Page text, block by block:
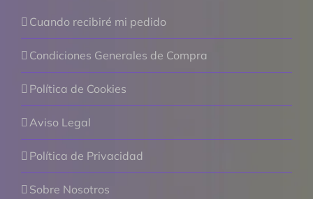
Cuando recibiré mi pedido
Condiciones Generales de Compra
Política de Cookies
Aviso Legal
Política de Privacidad
Sobre Nosotros